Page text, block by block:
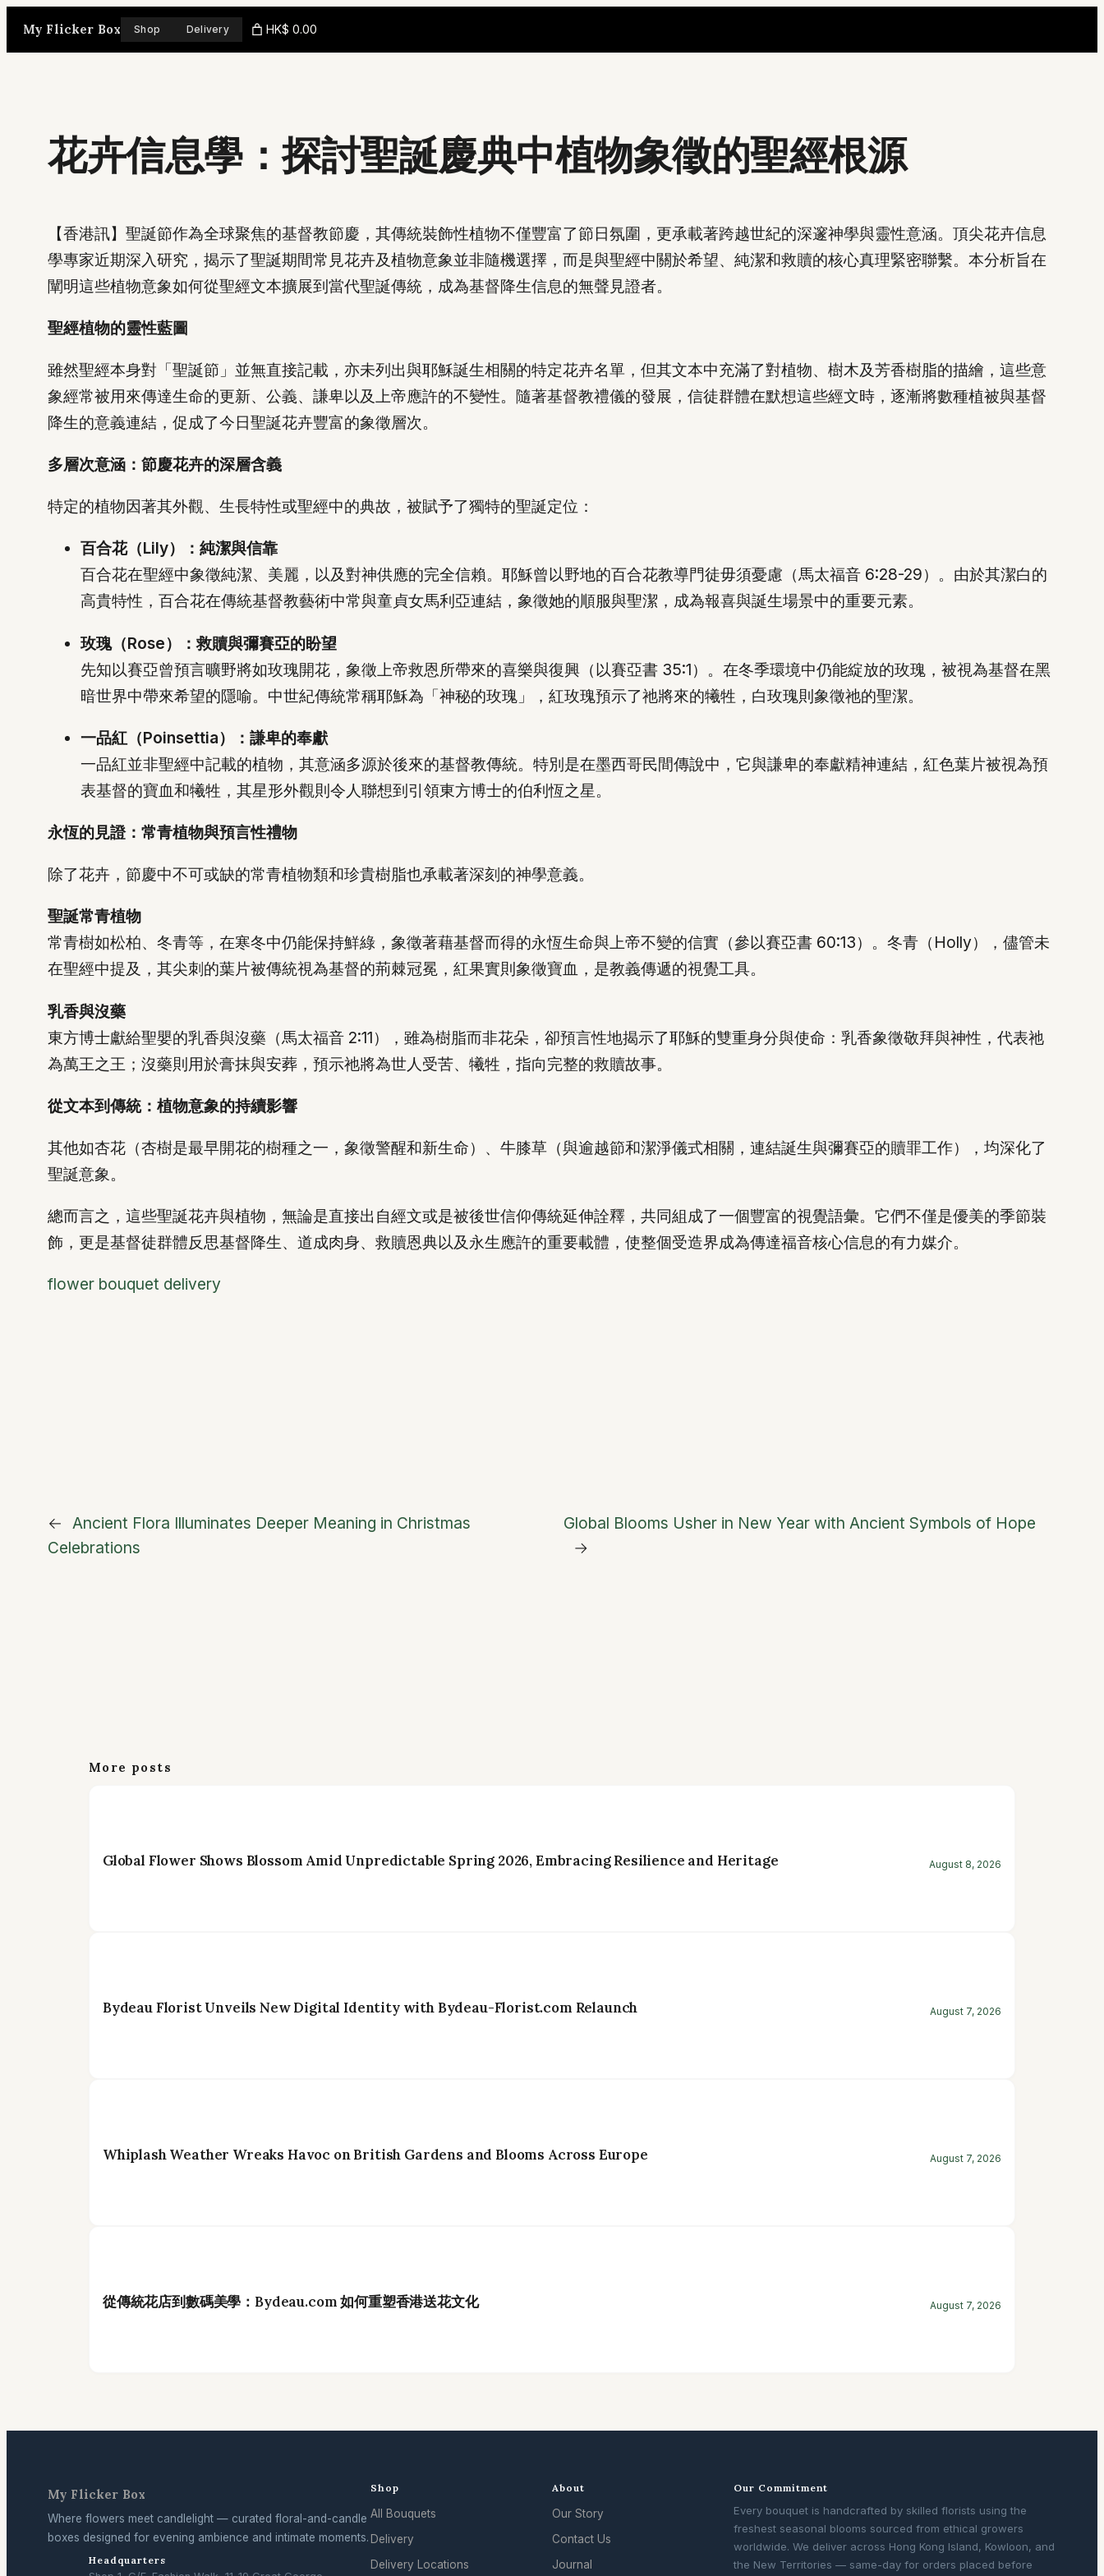
My Flicker Box Shop Delivery HK$ 0.00
花卉信息學：探討聖誕慶典中植物象徵的聖經根源
【香港訊】聖誕節作為全球聚焦的基督教節慶，其傳統裝飾性植物不僅豐富了節日氛圍，更承載著跨越世紀的深邃神學與靈性意涵。頂尖花卉信息
學專家近期深入研究，揭示了聖誕期間常見花卉及植物意象並非隨機選擇，而是與聖經中關於希望、純潔和救贖的核心真理緊密聯繫。本分析旨在
闡明這些植物意象如何從聖經文本擴展到當代聖誕傳統，成為基督降生信息的無聲見證者。
聖經植物的靈性藍圖
雖然聖經本身對「聖誕節」並無直接記載，亦未列出與耶穌誕生相關的特定花卉名單，但其文本中充滿了對植物、樹木及芳香樹脂的描繪，這些意
象經常被用來傳達生命的更新、公義、謙卑以及上帝應許的不變性。隨著基督教禮儀的發展，信徒群體在默想這些經文時，逐漸將數種植被與基督
降生的意義連結，促成了今日聖誕花卉豐富的象徵層次。
多層次意涵：節慶花卉的深層含義
特定的植物因著其外觀、生長特性或聖經中的典故，被賦予了獨特的聖誕定位：
百合花（Lily）：純潔與信靠
百合花在聖經中象徵純潔、美麗，以及對神供應的完全信賴。耶穌曾以野地的百合花教導門徒毋須憂慮（馬太福音 6:28-29）。由於其潔白的
高貴特性，百合花在傳統基督教藝術中常與童貞女馬利亞連結，象徵她的順服與聖潔，成為報喜與誕生場景中的重要元素。
玫瑰（Rose）：救贖與彌賽亞的盼望
先知以賽亞曾預言曠野將如玫瑰開花，象徵上帝救恩所帶來的喜樂與復興（以賽亞書 35:1）。在冬季環境中仍能綻放的玫瑰，被視為基督在黑
暗世界中帶來希望的隱喻。中世紀傳統常稱耶穌為「神秘的玫瑰」，紅玫瑰預示了祂將來的犧牲，白玫瑰則象徵祂的聖潔。
一品紅（Poinsettia）：謙卑的奉獻
一品紅並非聖經中記載的植物，其意涵多源於後來的基督教傳統。特別是在墨西哥民間傳說中，它與謙卑的奉獻精神連結，紅色葉片被視為預
表基督的寶血和犧牲，其星形外觀則令人聯想到引領東方博士的伯利恆之星。
永恆的見證：常青植物與預言性禮物
除了花卉，節慶中不可或缺的常青植物類和珍貴樹脂也承載著深刻的神學意義。
聖誕常青植物
常青樹如松柏、冬青等，在寒冬中仍能保持鮮綠，象徵著藉基督而得的永恆生命與上帝不變的信實（參以賽亞書 60:13）。冬青（Holly），儘管未
在聖經中提及，其尖刺的葉片被傳統視為基督的荊棘冠冕，紅果實則象徵寶血，是教義傳遞的視覺工具。
乳香與沒藥
東方博士獻給聖嬰的乳香與沒藥（馬太福音 2:11），雖為樹脂而非花朵，卻預言性地揭示了耶穌的雙重身分與使命：乳香象徵敬拜與神性，代表祂
為萬王之王；沒藥則用於膏抹與安葬，預示祂將為世人受苦、犧牲，指向完整的救贖故事。
從文本到傳統：植物意象的持續影響
其他如杏花（杏樹是最早開花的樹種之一，象徵警醒和新生命）、牛膝草（與逾越節和潔淨儀式相關，連結誕生與彌賽亞的贖罪工作），均深化了
聖誕意象。
總而言之，這些聖誕花卉與植物，無論是直接出自經文或是被後世信仰傳統延伸詮釋，共同組成了一個豐富的視覺語彙。它們不僅是優美的季節裝
飾，更是基督徒群體反思基督降生、道成肉身、救贖恩典以及永生應許的重要載體，使整個受造界成為傳達福音核心信息的有力媒介。
flower bouquet delivery
←
Ancient Flora Illuminates Deeper Meaning in Christmas
Celebrations
Global Blooms Usher in New Year with Ancient Symbols of Hope
→
More posts
Global Flower Shows Blossom Amid Unpredictable Spring 2026, Embracing Resilience and Heritage August 8, 2026
Bydeau Florist Unveils New Digital Identity with Bydeau-Florist.com Relaunch August 7, 2026
Whiplash Weather Wreaks Havoc on British Gardens and Blooms Across Europe August 7, 2026
從傳統花店到數碼美學：Bydeau.com 如何重塑香港送花文化 August 7, 2026
My Flicker Box
Where flowers meet candlelight — curated floral-and-candle
boxes designed for evening ambience and intimate moments.
Headquarters
Shop
All Bouquets
Delivery
Delivery Locations
About
Our Story
Contact Us
Journal
Our Commitment
Every bouquet is handcrafted by skilled florists using the
freshest seasonal blooms sourced from ethical growers
worldwide. We deliver across Hong Kong Island, Kowloon, and
the New Territories — same-day for orders placed before